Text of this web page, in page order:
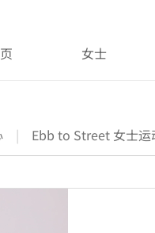
女士
| Ebb to Street 女士运